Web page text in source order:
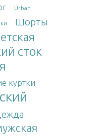
Urban
Шорты
сток
куртки